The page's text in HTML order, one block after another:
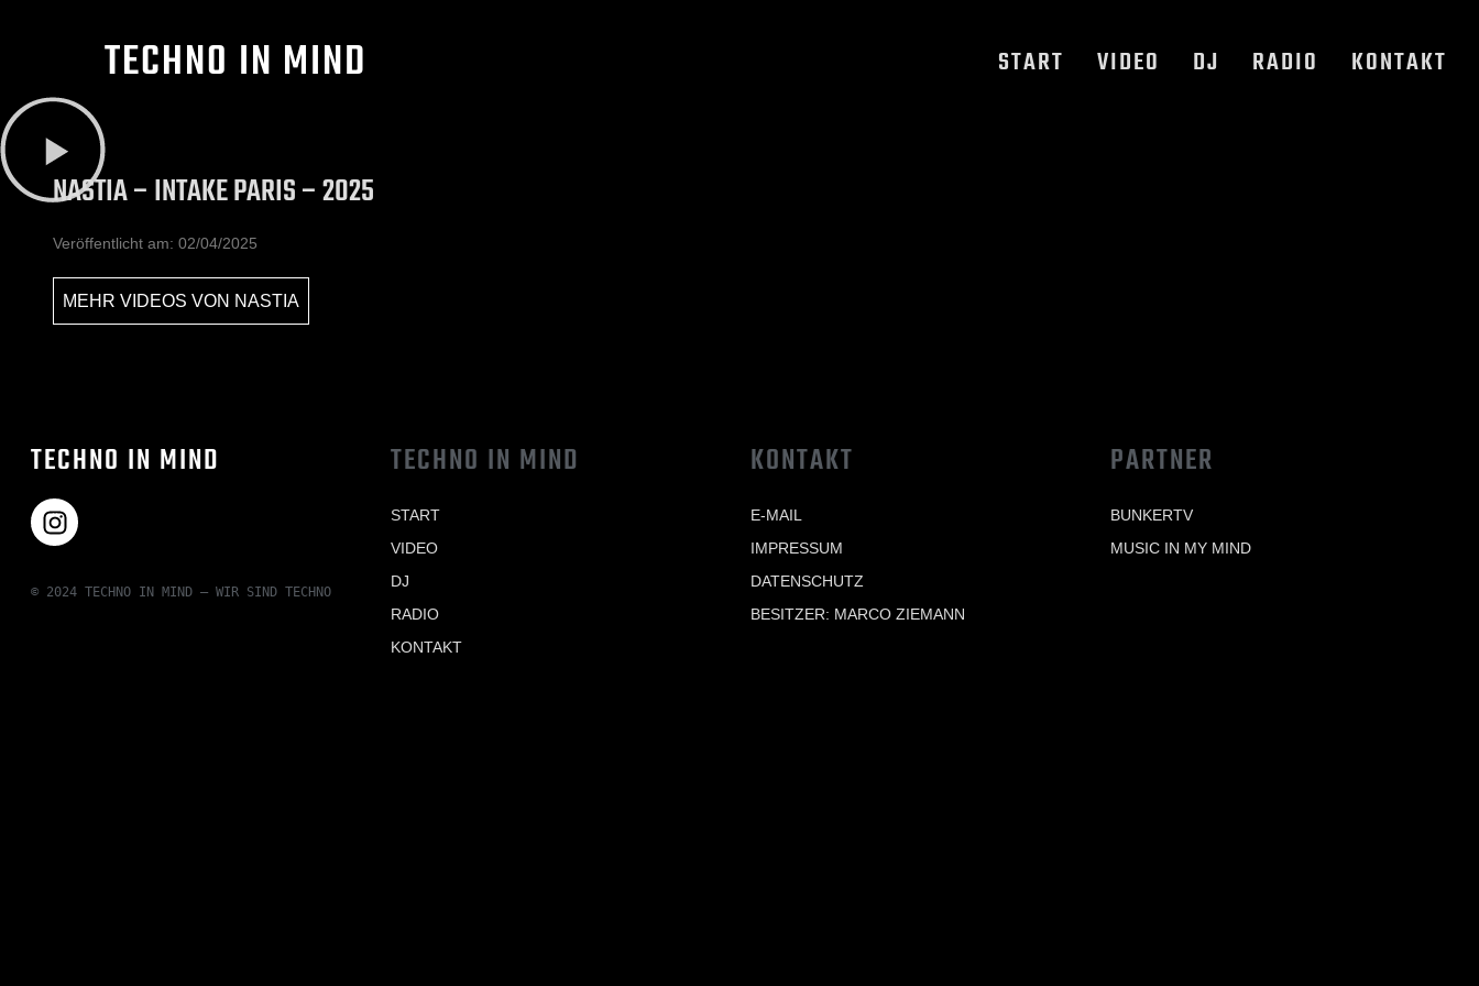
TECHNO IN MIND START VIDEO DJ RADIO KONTAKT
NASTIA – INTAKE PARIS – 2025
Veröffentlicht am: 02/04/2025
MEHR VIDEOS VON NASTIA
TECHNO IN MIND
© 2024 TECHNO IN MIND – WIR SIND TECHNO
TECHNO IN MIND
START
VIDEO
DJ
RADIO
KONTAKT
KONTAKT
E-MAIL
IMPRESSUM
DATENSCHUTZ
BESITZER: MARCO ZIEMANN
PARTNER
BUNKERTV
MUSIC IN MY MIND